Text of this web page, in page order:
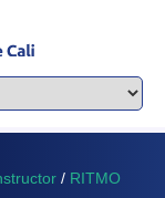
/ RITMO